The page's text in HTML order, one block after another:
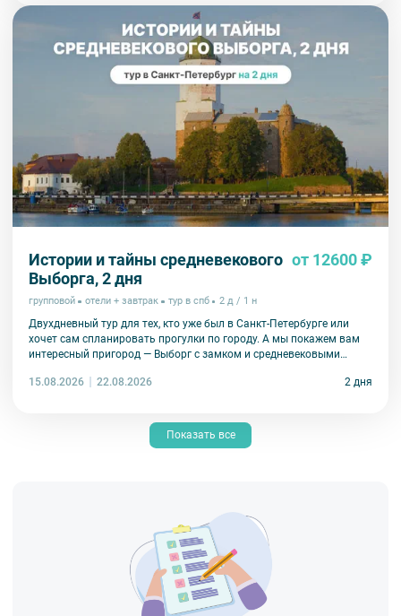
Истории и тайны средневекового
Выборга, 2 дня
от 12600 ₽
групповой отели + завтрак тур в спб 2 д / 1 н
Двухдневный тур для тех, кто уже был в Санкт-Петербурге или
хочет сам спланировать прогулки по городу. А мы покажем вам
интересный пригород — Выборг с замком и средневековыми
15.08.2026
22.08.2026 2 дня
Показать все